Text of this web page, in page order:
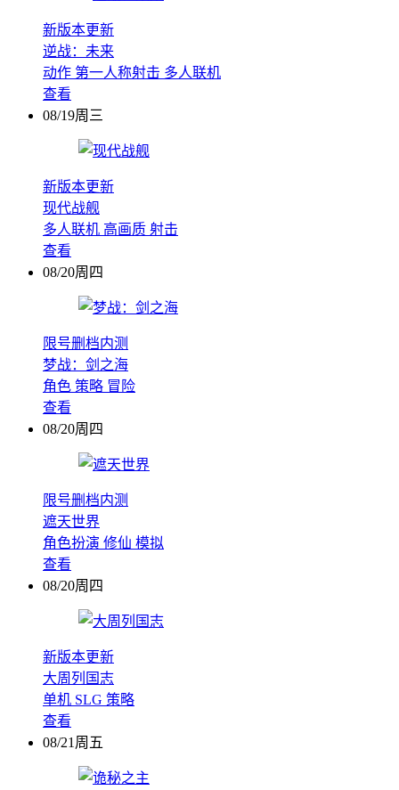
新版本更新
逆战：未来
动作 第一人称射击 多人联机
查看
08/19周三
新版本更新
现代战舰
多人联机 高画质 射击
查看
08/20周四
限号删档内测
梦战：剑之海
角色 策略 冒险
查看
08/20周四
限号删档内测
遮天世界
角色扮演 修仙 模拟
查看
08/20周四
新版本更新
大周列国志
单机 SLG 策略
查看
08/21周五